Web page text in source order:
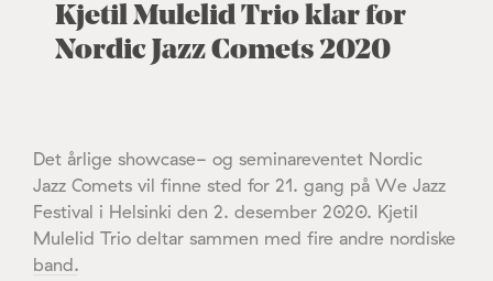
Kjetil Mulelid Trio klar for
Nordic Jazz Comets 2020
Det årlige showcase- og seminareventet Nordic
Jazz Comets vil finne sted for 21. gang på We Jazz
Festival i Helsinki den 2. desember 2020. Kjetil
Mulelid Trio deltar sammen med fire andre nordiske
band.